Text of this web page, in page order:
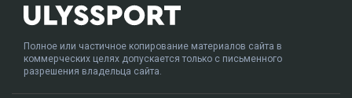
Полное или частичное копирование материалов сайта в
коммерческих целях допускается только с письменного
разрешения владельца сайта.